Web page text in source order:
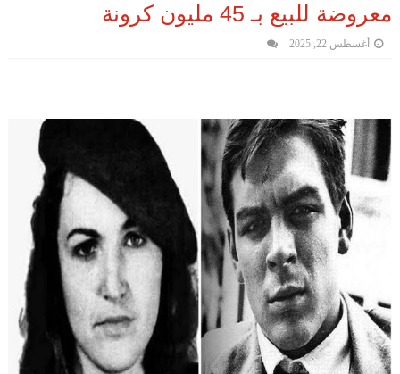
معروضة للبيع بـ 45 مليون كرونة
أغسطس 22, 2025